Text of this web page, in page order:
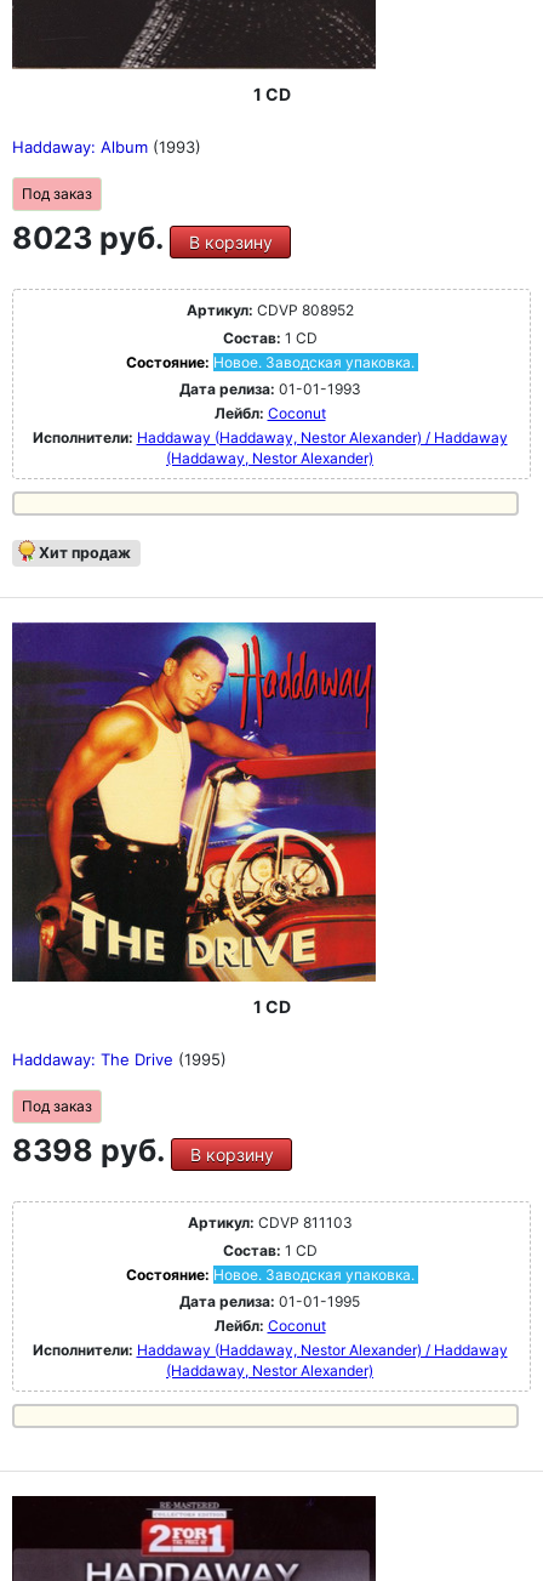
1 CD
Haddaway: Album (1993)
Под заказ
8023 руб. В корзину
Артикул: CDVP 808952
Состав: 1 CD
Состояние: Новое. Заводская упаковка.
Дата релиза: 01-01-1993
Лейбл: Coconut
Исполнители: Haddaway (Haddaway, Nestor Alexander) / Haddaway
(Haddaway, Nestor Alexander)
Хит продаж
1 CD
Haddaway: The Drive (1995)
Под заказ
8398 руб. В корзину
Артикул: CDVP 811103
Состав: 1 CD
Состояние: Новое. Заводская упаковка.
Дата релиза: 01-01-1995
Лейбл: Coconut
Исполнители: Haddaway (Haddaway, Nestor Alexander) / Haddaway
(Haddaway, Nestor Alexander)